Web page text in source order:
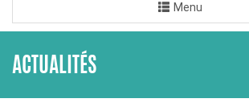
Menu
ACTUALITÉS